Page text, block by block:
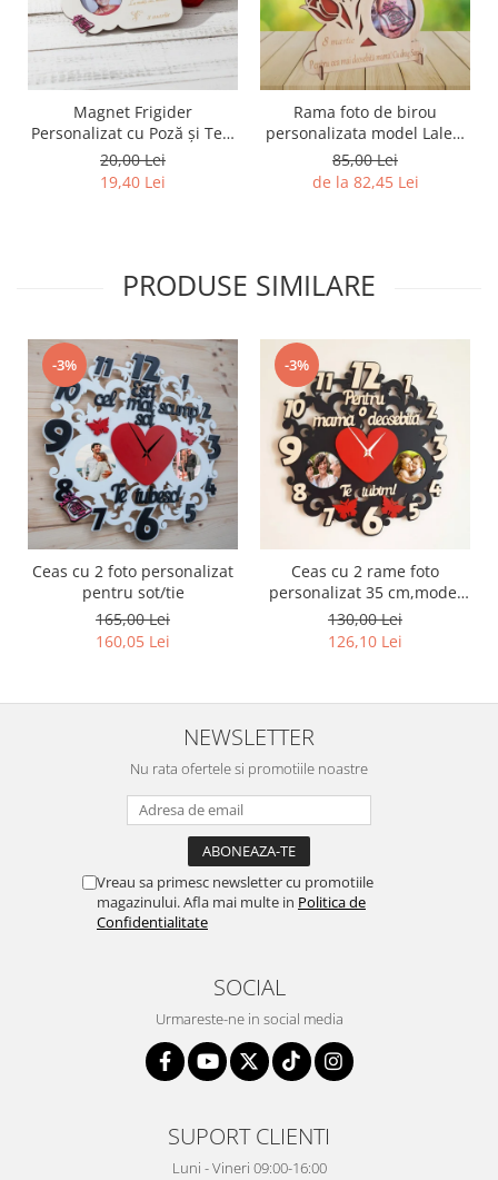
Magnet Frigider
Personalizat cu Poză și Text
Gravat
20,00 Lei
19,40 Lei
Rama foto de birou
personalizata model Lalea,
8 martie
85,00 Lei
de la 82,45 Lei
PRODUSE SIMILARE
-3%
Ceas cu 2 foto personalizat
pentru sot/tie
165,00 Lei
160,05 Lei
-3%
Ceas cu 2 rame foto
personalizat 35 cm,model
Natur
130,00 Lei
126,10 Lei
NEWSLETTER
Nu rata ofertele si promotiile noastre
Vreau sa primesc newsletter cu promotiile
magazinului. Afla mai multe in Politica de
Confidentialitate
SOCIAL
Urmareste-ne in social media
SUPORT CLIENTI
Luni - Vineri 09:00-16:00